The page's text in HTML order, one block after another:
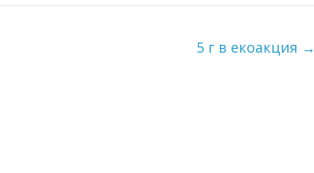
5 г в екоакция →